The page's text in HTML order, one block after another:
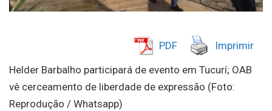
PDF Imprimir
Helder Barbalho participará de evento em Tucurí; OAB
vê cerceamento de liberdade de expressão (Foto:
Reprodução / Whatsapp)